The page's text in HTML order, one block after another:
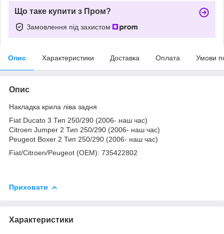
Що таке купити з Пром?
Замовлення під захистом
Опис Характеристики Доставка Оплата Умови
Опис
Накладка крила ліва задня
Fiat Ducato 3 Тип 250/290 (2006- наш час)
Citroen Jumper 2 Тип 250/290 (2006- наш час)
Peugeot Boxer 2 Тип 250/290 (2006- наш час)
Fiat/Citroen/Peugeot (OEM): 735422802
Приховати
Характеристики